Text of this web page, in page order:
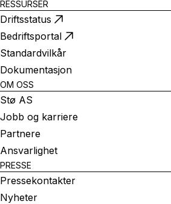
RESSURSER
Driftsstatus
Bedriftsportal
Standardvilkår
Dokumentasjon
OM OSS
Stø AS
Jobb og karriere
Partnere
Ansvarlighet
PRESSE
Pressekontakter
Nyheter